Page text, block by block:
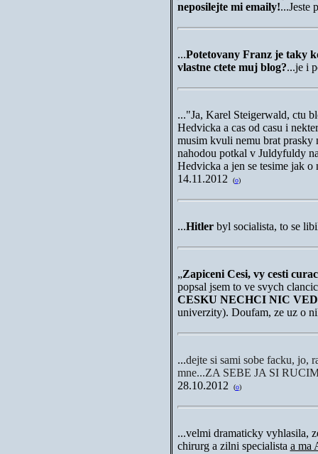
neposilejte mi emaily!...Jeste
...Potetovany Franz je taky
vlastne ctete muj blog?...je i
..."Ja, Karel Steigerwald, ctu
Hedvicka a cas od casu i
musim kvuli nemu brat prasky
nahodou potkal v Juldyfuldy
Hedvicka a jen se tesime jak
14.11.2012
(o)
...Hitlerbyl socialista, to se
„Zapiceni Cesi, vy cesti
popsal jsem to ve svych
CESKU NECHCI NIC
univerzity). Doufam, ze uz o
...dejte si sami sobe facku, jo,
mne...ZA SEBE JA SI
28.10.2012
(o)
...velmi dramaticky vyhlasila,
chirurg a zilni specialista a ma